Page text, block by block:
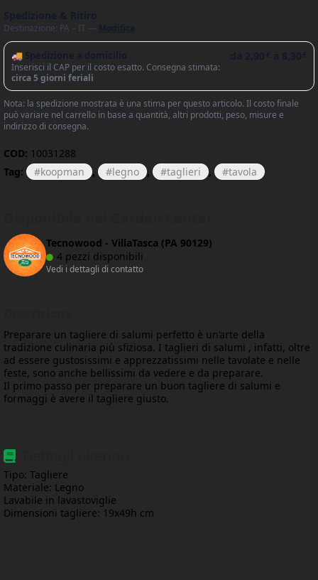
Destinazione: PA – IT —
🚚 Spedizione a domicilio
Inserisci il CAP per il costo esatto. Consegna stimata:
circa 5 giorni feriali
Nota: la spedizione mostrata è una stima per questo articolo. Il costo finale
può variare nel carrello in base a quantità, altri prodotti, peso, misure e
indirizzo di consegna.
COD: 10031288
Tag:
koopman , legno , taglieri , tavola
Tecnowood - VillaTasca (PA 90129)
4 pezzi disponibili
Vedi i dettagli di contatto
Preparare un tagliere di salumi perfetto è un’arte della
tradizione culinaria più sfiziosa. I taglieri di salumi , infatti, oltre
ad essere gustosissimi e apprezzatissimi nelle tavolate e nelle
feste, sono anche bellissimi da vedere e da preparare.
Il primo passo per preparare un buon tagliere di salumi e
formaggi è avere il tagliere giusto.
Tipo: Tagliere
Materiale: Legno
Lavabile in lavastoviglie
Dimensioni tagliere: 19x49h cm